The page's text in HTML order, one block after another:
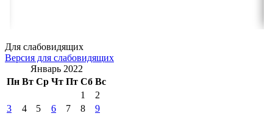
Для слабовидящих
Версия для слабовидящих
Январь 2022
Пн Вт Ср Чт Пт Сб Вс
1
2
3
4 5 6 7 8
9